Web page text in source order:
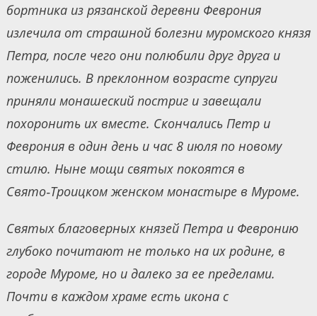
бортника из рязанской деревни Феврония
излечила от страшной болезни муромского князя
Петра, после чего они полюбили друг друга и
поженились. В преклонном возрасте супруги
приняли монашеский постриг и завещали
похоронить их вместе. Скончались Петр и
Феврония в один день и час 8 июля по новому
стилю. Ныне мощи святых покоятся в
Свято‑Троицком женском монастыре в Муроме.
Святых благоверных князей Петра и Февронию
глубоко почитают не только на их родине, в
городе Муроме, но и далеко за ее пределами.
Почти в каждом храме есть икона с